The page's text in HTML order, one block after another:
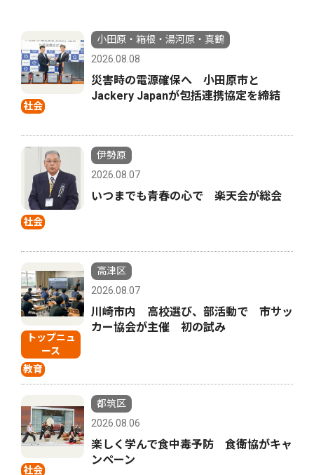
社会
小田原・箱根・湯河原・真鶴
2026.08.08
災害時の電源確保へ 小田原市と
Jackery Japanが包括連携協定を締結
社会
伊勢原
2026.08.07
いつまでも青春の心で 楽天会が総会
トップニュ
ース
教育
高津区
2026.08.07
川崎市内 高校選び、部活動で 市サッ
カー協会が主催 初の試み
社会
都筑区
2026.08.06
楽しく学んで食中毒予防 食衛協がキャ
ンペーン